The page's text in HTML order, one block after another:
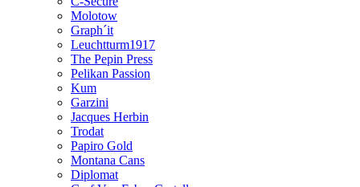
Molotow
Graph´it
Leuchtturm1917
The Pepin Press
Pelikan Passion
Kum
Garzini
Jacques Herbin
Trodat
Papiro Gold
Montana Cans
Diplomat